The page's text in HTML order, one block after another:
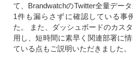
て、BrandwatchのTwitter全量デー
1件も漏らさずに確認している事
た。 また、ダッシュボードのカス
用し、短時間に素早く関連部署に
ている点もご説明いただきました。